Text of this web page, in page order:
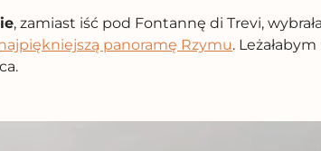
, zamiast iść pod Fontannę di Trevi,
panoramę Rzymu.